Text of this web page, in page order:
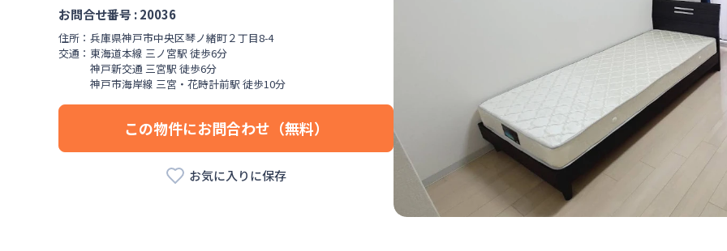
お問合せ番号 :20036
住所： 兵庫県神戸市中央区琴ノ緒町２丁目8-4
交通： 東海道本線 三ノ宮駅 徒歩6分
神戸新交通 三宮駅 徒歩6分
神戸市海岸線 三宮・花時計前駅 徒歩10分
この物件にお問合わせ（無料）
お気に入りに保存